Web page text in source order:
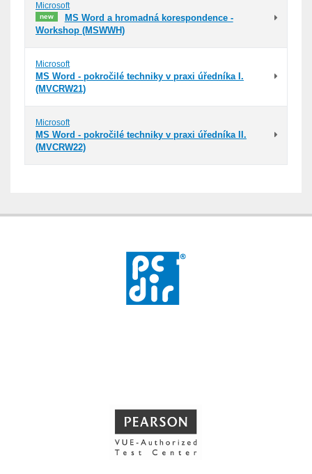
Microsoft
new
MS Word a hromadná korespondence -
Workshop (MSWWH)
Microsoft
MS Word - pokročilé techniky v praxi úředníka I.
(MVCRW21)
Microsoft
MS Word - pokročilé techniky v praxi úředníka II.
(MVCRW22)